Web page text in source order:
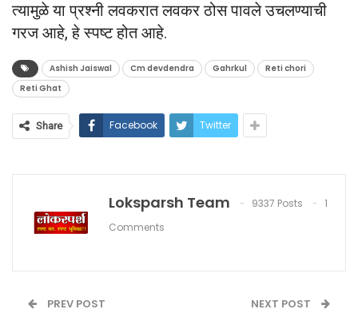
त्यामुळे या प्रश्नी लवकरात लवकर ठोस पावले उचलण्याची
गरज आहे, हे स्पष्ट होत आहे.
Ashish Jaiswal Cm devdendra Gahrkul
Reti chori
Reti Ghat
Share Facebook Twitter
Loksparsh Team 9337 Posts
1
Comments
PREV POST NEXT POST